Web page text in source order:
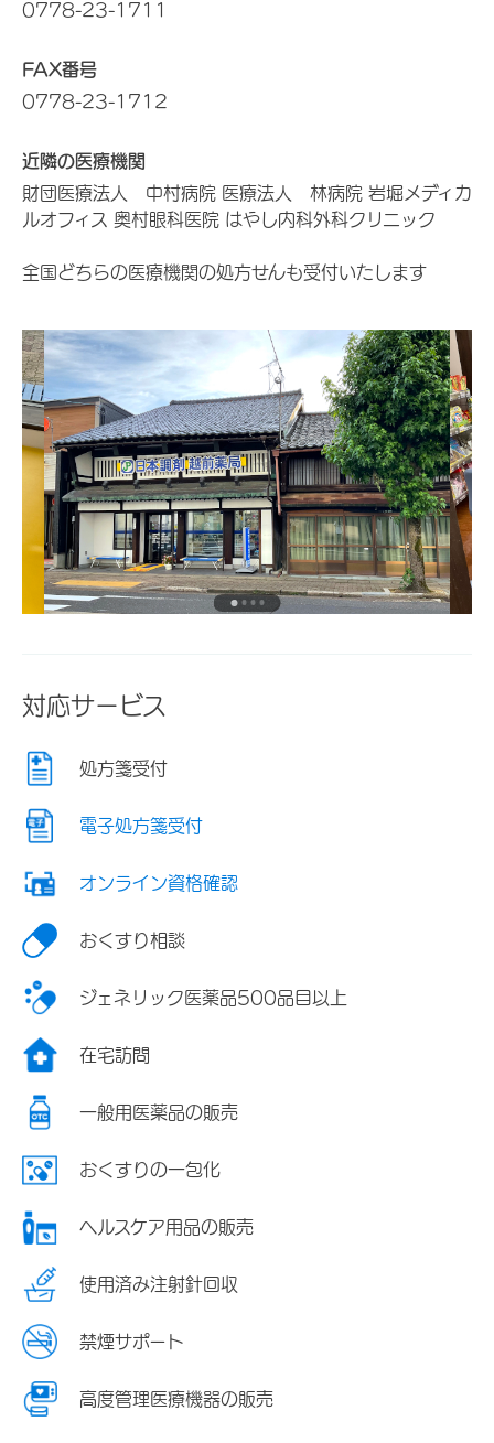
0778-23-1711
FAX番号
0778-23-1712
近隣の医療機関
財団医療法人 中村病院 医療法人 林病院 岩堀メディカ
ルオフィス 奥村眼科医院 はやし内科外科クリニック
全国どちらの医療機関の処方せんも受付いたします
対応サービス
処方箋受付
電子処方箋受付
オンライン資格確認
おくすり相談
ジェネリック医薬品500品目以上
在宅訪問
一般用医薬品の販売
おくすりの一包化
ヘルスケア用品の販売
使用済み注射針回収
禁煙サポート
高度管理医療機器の販売